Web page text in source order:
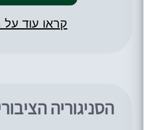
קראו עוד
הסניגוריה